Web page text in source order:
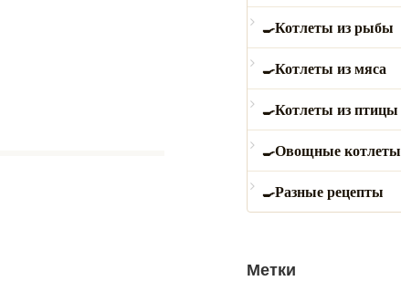
Котлеты из рыбы
Котлеты из мяса
Котлеты из птицы
Овощные котлеты
Разные рецепты
Метки